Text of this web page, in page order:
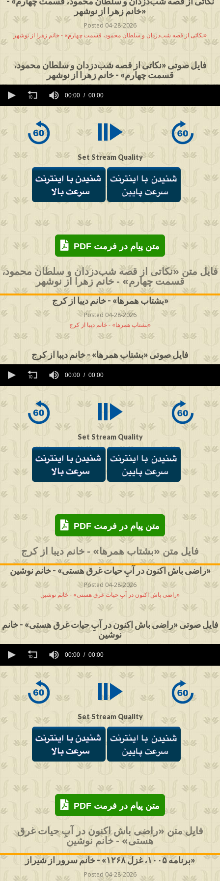
خانم زهرا از نوشهر»
Posted 04-28-2026
نکاتی از قصه شب‌دزدان و سلطان محمود، قسمت چهارم» - خانم زهرا از نوشهر»
فایل صوتی «نکاتی از قصه شب‌دزدان و سلطان محمود،
قسمت چهارم» - خانم زهرا از نوشهر
seconds
00:00 00:00
Set Stream Quality
PDF متن پیام در فرمت
فایل متن «نکاتی از قصه شب‌دزدان و سلطان محمود،
قسمت چهارم» - خانم زهرا از نوشهر
بشتاب همرها» - خانم دیبا از کرج»
Posted 04-28-2026
بشتاب همرها» - خانم دیبا از کرج»
فایل صوتی «بشتاب همرها» - خانم دیبا از کرج
seconds
seconds
00:00 00:00
Set Stream Quality
PDF متن پیام در فرمت
فایل متن «بشتاب همرها» - خانم دیبا از کرج
راضی باش اکنون در آبِ حیات غرق هستی» - خانم نوشین»
Posted 04-28-2026
راضی باش اکنون در آبِ حیات غرق هستی» - خانم نوشین»
فایل صوتی «راضی باش اکنون در آبِ حیات غرق هستی» - خانم
نوشین
seconds
0
seconds
00:00 00:00
Set Stream Quality
PDF متن پیام در فرمت
فایل متن «راضی باش اکنون در آبِ حیات غرق
هستی» - خانم نوشین
برنامه ۱۰۰۵، غزل ۱۲۶۸» - خانم سرور از شیراز»
Posted 04-28-2026